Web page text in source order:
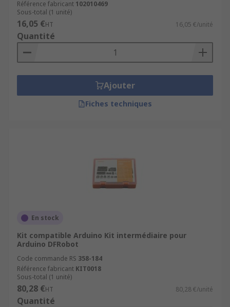
Référence fabricant 102010469
Sous-total (1 unité)
16,05 €HT 16,05 €/unité
Quantité
Ajouter
Fiches techniques
En stock
Kit compatible Arduino Kit intermédiaire pour
Arduino DFRobot
Code commande RS 358-184
Référence fabricant KIT0018
Sous-total (1 unité)
80,28 €HT 80,28 €/unité
Quantité